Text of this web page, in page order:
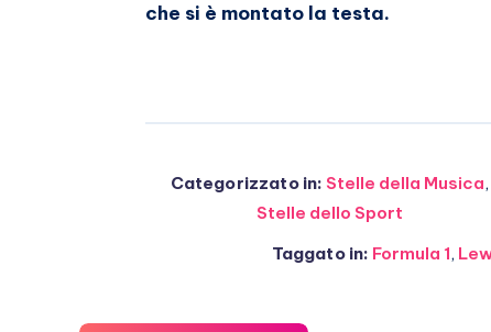
che si è montato la testa.
Categorizzato in: Stelle della Musica,
Stelle dello Sport
Taggato in: Formula 1,